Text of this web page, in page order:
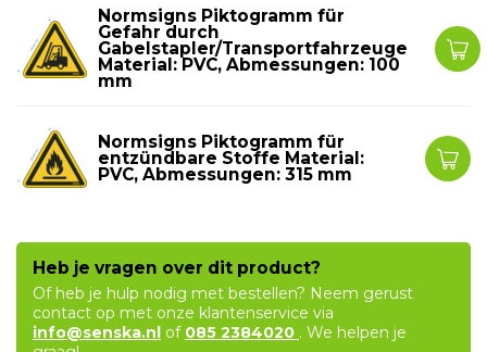
Normsigns Piktogramm für
Gefahr durch
Gabelstapler/Transportfahrzeuge
Material: PVC, Abmessungen: 100
mm
Normsigns Piktogramm für
entzündbare Stoffe Material:
PVC, Abmessungen: 315 mm
Heb je vragen over dit product?
Of heb je hulp nodig met bestellen? Neem gerust
contact op met onze klantenservice via
info@senska.nl of 085 2384020 . We helpen je